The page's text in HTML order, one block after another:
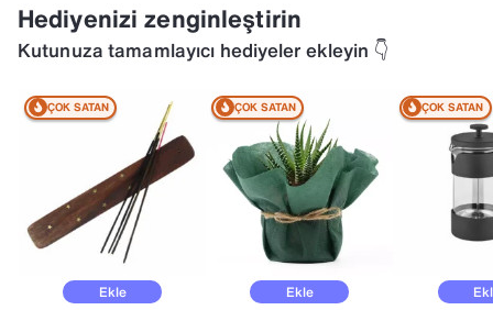
Hediyenizi zenginleştirin
Kutunuza tamamlayıcı hediyeler ekleyin 👇
Ekle
ÇOK SATAN
Ekle
ÇOK SATAN ÇOK SATAN